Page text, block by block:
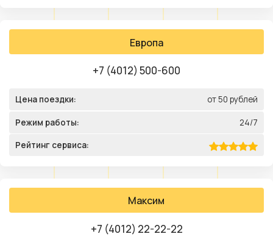
Европа
+7 (4012) 500-600
Цена поездки: от 50 рублей
Режим работы: 24/7
Рейтинг сервиса:
Максим
+7 (4012) 22-22-22